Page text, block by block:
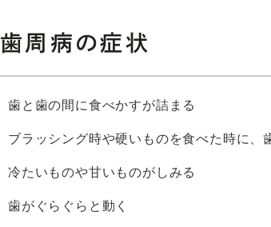
歯周病の症状
歯と歯の間に食べかすが詰まる
ブラッシング時や硬いものを食べた時に、
冷たいものや甘いものがしみる
歯がぐらぐらと動く